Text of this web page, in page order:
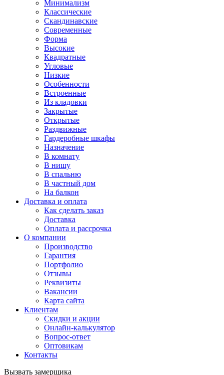
Минимализм
Классические
Скандинавские
Современные
Форма
Высокие
Квадратные
Угловые
Низкие
Особенности
Встроенные
Из кладовки
Закрытые
Открытые
Раздвижные
Гардеробные шкафы
Назначение
В комнату
В нишу
В спальню
В частный дом
На балкон
Доставка и оплата
Как сделать заказ
Доставка
Оплата и рассрочка
О компании
Производство
Гарантия
Портфолио
Отзывы
Реквизиты
Вакансии
Карта сайта
Клиентам
Скидки и акции
Онлайн-калькулятор
Вопрос-ответ
Оптовикам
Контакты
Вызвать замерщика